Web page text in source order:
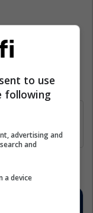
to use
following
advertising and
and
a device